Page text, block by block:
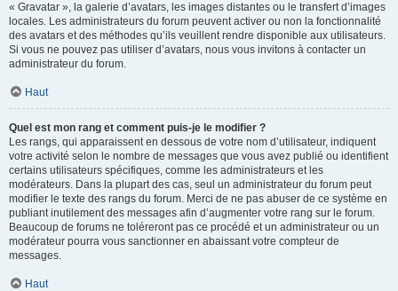
« Gravatar », la galerie d’avatars, les images distantes ou le transfert d’images
locales. Les administrateurs du forum peuvent activer ou non la fonctionnalité
des avatars et des méthodes qu’ils veuillent rendre disponible aux utilisateurs.
Si vous ne pouvez pas utiliser d’avatars, nous vous invitons à contacter un
administrateur du forum.
Haut
Quel est mon rang et comment puis-je le modifier ?
Les rangs, qui apparaissent en dessous de votre nom d’utilisateur, indiquent
votre activité selon le nombre de messages que vous avez publié ou identifient
certains utilisateurs spécifiques, comme les administrateurs et les
modérateurs. Dans la plupart des cas, seul un administrateur du forum peut
modifier le texte des rangs du forum. Merci de ne pas abuser de ce système en
publiant inutilement des messages afin d’augmenter votre rang sur le forum.
Beaucoup de forums ne toléreront pas ce procédé et un administrateur ou un
modérateur pourra vous sanctionner en abaissant votre compteur de
messages.
Haut